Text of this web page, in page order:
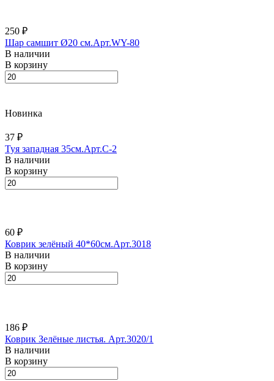
250 ₽
Шар самшит Ø20 см.Арт.WY-80
В наличии
В корзину
Новинка
37 ₽
Туя западная 35см.Арт.С-2
В наличии
В корзину
60 ₽
Коврик зелёный 40*60см.Арт.3018
В наличии
В корзину
186 ₽
Коврик Зелёные листья. Арт.3020/1
В наличии
В корзину